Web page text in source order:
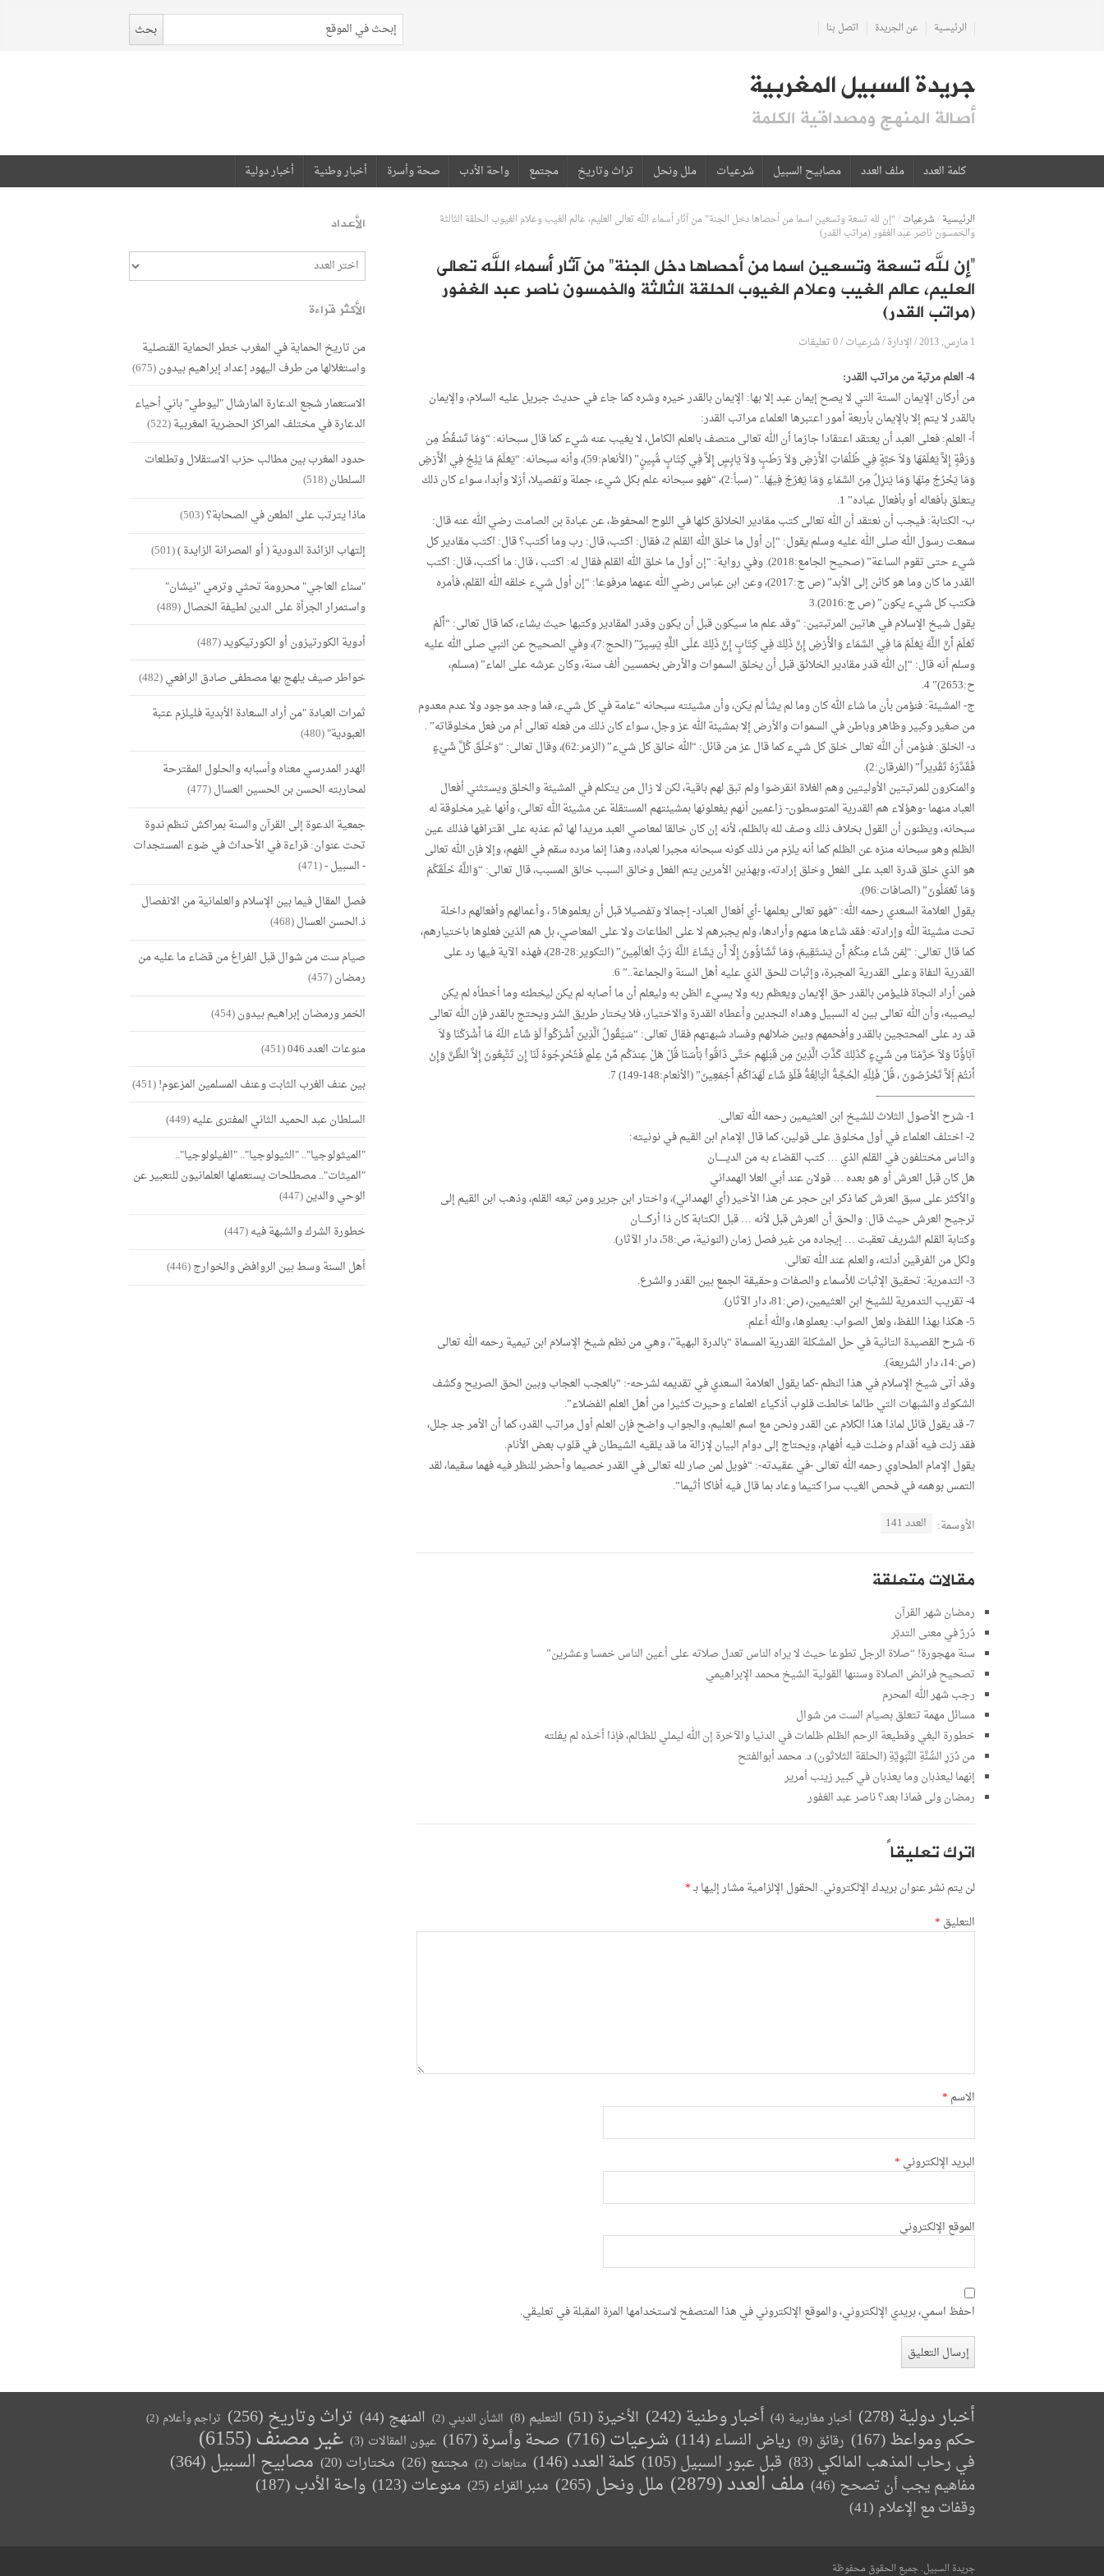
الرئيسية عن الجريدة اتصل بنا
جريدة السبيل المغربية
أصالة المنهج ومصداقية الكلمة
كلمة العدد ملف العدد مصابيح السبيل شرعيات ملل ونحل تراث وتاريخ مجتمع واحة الأدب صحة وأسرة أخبار وطنية أخبار دولية
الرئيسية/شرعيات/“إن لله تسعة وتسعين اسما من أحصاها دخل الجنة” من آثار أسماء الله تعالى العليم، عالم الغيب وعلام الغيوب الحلقة الثالثة
والخمسون ناصر عبد الغفور (مراتب القدر)
“إن لله تسعة وتسعين اسما من أحصاها دخل الجنة” من آثار أسماء الله تعالى
العليم، عالم الغيب وعلام الغيوب الحلقة الثالثة والخمسون ناصر عبد الغفور
(مراتب القدر)
1 مارس, 2013 /الإدارة/شرعيات/0 تعليقات
4- العلم مرتبة من مراتب القدر:
من أركان الإيمان الستة التي لا يصح إيمان عبد إلا بها: الإيمان بالقدر خيره وشره كما جاء في حديث جبريل عليه السلام، والإيمان
بالقدر لا يتم إلا بالإيمان بأربعة أمور اعتبرها العلماء مراتب القدر:
أ- العلم: فعلى العبد أن يعتقد اعتقادا جازما أن الله تعالى متصف بالعلم الكامل، لا يغيب عنه شيء كما قال سبحانه: “وَمَا تَسْقُطُ مِن
وَرَقَةٍ إِلاَّ يَعْلَمُهَا وَلاَ حَبَّةٍ فِي ظُلُمَاتِ الأَرْضِ وَلاَ رَطْبٍ وَلاَ يَابِسٍ إِلاَّ فِي كِتَابٍ مُّبِينٍ” (الأنعام:59)، وأنه سبحانه: “يَعْلَمُ مَا يَلِجُ فِي الْأَرْضِ
وَمَا يَخْرُجُ مِنْهَا وَمَا يَنزِلُ مِنَ السَّمَاءِ وَمَا يَعْرُجُ فِيهَا..” (سبأ:2)، “فهو سبحانه علم بكل شيء، جملة وتفصيلا، أزلا وأبدا، سواء كان ذلك
يتعلق بأفعاله أو بأفعال عباده” 1.
ب- الكتابة: فيجب أن نعتقد أن الله تعالى كتب مقادير الخلائق كلها في اللوح المحفوظ، عن عبادة بن الصامت رضي الله عنه قال:
سمعت رسول الله صلى الله عليه وسلم يقول: “إن أول ما خلق الله القلم 2، فقال: اكتب، قال: رب وما أكتب؟ قال: اكتب مقادير كل
شيء حتى تقوم الساعة” (صحيح الجامع:2018). وفي رواية: “إن أول ما خلق الله القلم فقال له: اكتب ، قال: ما أكتب، قال: اكتب
القدر ما كان وما هو كائن إلى الأبد” (ص ج:2017)، وعن ابن عباس رضي الله عنهما مرفوعا: “إن أول شيء خلقه الله القلم، فأمره
فكتب كل شيء يكون” (ص ج:2016).3
يقول شيخ الإسلام في هاتين المرتبتين: “وقد علم ما سيكون قبل أن يكون وقدر المقادير وكتبها حيث يشاء، كما قال تعالى: “أَلَمْ
تَعْلَمْ أَنَّ اللَّهَ يَعْلَمُ مَا فِي السَّمَاء وَالْأَرْضِ إِنَّ ذَلِكَ فِي كِتَابٍ إِنَّ ذَلِكَ عَلَى اللَّهِ يَسِيرٌ” (الحج:7)، وفي الصحيح عن النبي صلى الله عليه
وسلم أنه قال: “إن الله قدر مقادير الخلائق قبل أن يخلق السموات والأرض بخمسين ألف سنة، وكان عرشه على الماء” (مسلم،
ح:2653)” 4.
ج- المشيئة: فنؤمن بأن ما شاء الله كان وما لم يشأ لم يكن، وأن مشيئته سبحانه “عامة في كل شيء، فما وجد موجود ولا عدم معدوم
من صغير وكبير وظاهر وباطن في السموات والأرض إلا بمشيئة الله عز وجل، سواء كان ذلك من فعله تعالى أم من فعل مخلوقاته” .
د- الخلق: فنؤمن أن الله تعالى خلق كل شيء كما قال عز من قائل: “الله خالق كل شيء” (الزمر:62)، وقال تعالى: “وَخَلَقَ كُلَّ شَيْءٍ
فَقَدَّرَهُ تَقْدِيراً” (الفرقان:2).
والمنكرون للمرتبتين الأوليتين وهم الغلاة انقرضوا ولم تبق لهم باقية، لكن لا زال من يتكلم في المشيئة والخلق ويستثني أفعال
العباد منهما -وهؤلاء هم القدرية المتوسطون- زاعمين أنهم يفعلونها بمشيئتهم المستقلة عن مشيئة الله تعالى، وأنها غير مخلوقة له
سبحانه، ويظنون أن القول بخلاف ذلك وصف لله بالظلم، لأنه إن كان خالقا لمعاصي العبد مريدا لها ثم عذبه على اقترافها فذلك عين
الظلم وهو سبحانه منزه عن الظلم كما أنه يلزم من ذلك كونه سبحانه مجبرا لعباده، وهذا إنما مرده سقم في الفهم، وإلا فإن الله تعالى
هو الذي خلق قدرة العبد على الفعل وخلق إرادته، وبهذين الأمرين يتم الفعل وخالق السبب خالق المسبب، قال تعالى: “وَاللَّهُ خَلَقَكُمْ
وَمَا تَعْمَلُونَ” (الصافات:96).
يقول العلامة السعدي رحمه الله: “فهو تعالى يعلمها -أي أفعال العباد- إجمالا وتفصيلا قبل أن يعلموها5 ، وأعمالهم وأفعالهم داخلة
تحت مشيئة الله وإرادته: فقد شاءها منهم وأرادها، ولم يجبرهم لا على الطاعات ولا على المعاصي، بل هم الذين فعلوها باختيارهم،
كما قال تعالى: “لِمَن شَاء مِنكُمْ أَن يَسْتَقِيمَ، وَمَا تَشَاؤُونَ إِلَّا أَن يَشَاءَ اللَّهُ رَبُّ الْعَالَمِينَ” (التكوير:28-28)، فهذه الآية فيها رد على
القدرية النفاة وعلى القدرية المجبرة، وإثبات للحق الذي عليه أهل السنة والجماعة..” 6.
فمن أراد النجاة فليؤمن بالقدر حق الإيمان ويعظم ربه ولا يسيء الظن به وليعلم أن ما أصابه لم يكن ليخطئه وما أخطأه لم يكن
ليصيبه، وأن الله تعالى بين له السبيل وهداه النجدين وأعطاه القدرة والاختيار، فلا يختار طريق الشر ويحتج بالقدر فإن الله تعالى
قد رد على المحتجين بالقدر وأفحمهم وبين ضلالهم وفساد شبهتهم فقال تعالى: “سَيَقُولُ الَّذِينَ أَشْرَكُواْ لَوْ شَاء اللّهُ مَا أَشْرَكْنَا وَلاَ
آبَاؤُنَا وَلاَ حَرَّمْنَا مِن شَيْءٍ كَذَلِكَ كَذَّبَ الَّذِينَ مِن قَبْلِهِم حَتَّى ذَاقُواْ بَأْسَنَا قُلْ هَلْ عِندَكُم مِّنْ عِلْمٍ فَتُخْرِجُوهُ لَنَا إِن تَتَّبِعُونَ إِلاَّ الظَّنَّ وَإِنْ
أَنتُمْ إَلاَّ تَخْرُصُونَ ، قُلْ فَلِلّهِ الْحُجَّةُ الْبَالِغَةُ فَلَوْ شَاء لَهَدَاكُمْ أَجْمَعِينَ” (الأنعام:148-149) 7.
—————————-
1- شرح الأصول الثلاث للشيخ ابن العثيمين رحمه الله تعالى.
2- اختلف العلماء في أول مخلوق على قولين، كما قال الإمام ابن القيم في نونيته:
والناس مختلفون في القلم الذي … كتب القضاء به من الديـــــان
هل كان قبل العرش أو هو بعده … قولان عند أبي العلا الهمداني
والأكثر على سبق العرش كما ذكر ابن حجر عن هذا الأخير (أي الهمداني)، واختار ابن جرير ومن تبعه القلم، وذهب ابن القيم إلى
ترجيح العرش حيث قال: والحق أن العرش قبل لأنه … قبل الكتابة كان ذا أركــــان
وكتابة القلم الشريف تعقبت … إيجاده من غير فصل زمان (النونية، ص:58، دار الآثار).
ولكل من الفرقين أدلته، والعلم عند الله تعالى.
3- التدمرية: تحقيق الإثبات للأسماء والصفات وحقيقة الجمع بين القدر والشرع.
4- تقريب التدمرية للشيخ ابن العثيمين، (ص:81، دار الآثار).
5- هكذا بهذا اللفظ، ولعل الصواب: يعملوها، والله أعلم.
6- شرح القصيدة التائية في حل المشكلة القدرية المسماة “بالدرة البهية”، وهي من نظم شيخ الإسلام ابن تيمية رحمه الله تعالى
(ص:14، دار الشريعة).
وقد أتى شيخ الإسلام في هذا النظم -كما يقول العلامة السعدي في تقديمه لشرحه-: “بالعجب العجاب وبين الحق الصريح وكشف
الشكوك والشبهات التي طالما خالطت قلوب أذكياء العلماء وحيرت كثيرا من أهل العلم الفضلاء”.
7- قد يقول قائل لماذا هذا الكلام عن القدر ونحن مع اسم العليم، والجواب واضح فإن العلم أول مراتب القدر، كما أن الأمر جد جلل،
فقد زلت فيه أقدام وضلت فيه أفهام، ويحتاج إلى دوام البيان لإزالة ما قد يلقيه الشيطان في قلوب بعض الأنام.
يقول الإمام الطحاوي رحمه الله تعالى -في عقيدته-: “فويل لمن صار لله تعالى في القدر خصيما وأحضر للنظر فيه فهما سقيما، لقد
التمس بوهمه في فحص الغيب سرا كتيما وعاد بما قال فيه أفاكا أثيما”.
الأوسمة: العدد 141
مقالات متعلقة
رمضان شهر القرآن
دُررٌ في معنى التدبّر
سنة مهجورة! “صلاة الرجل تطوعا حيث لا يراه الناس تعدل صلاته على أعين الناس خمسا وعشرين”
تصحيح فرائض الصلاة وسننها القولية الشيخ محمد الإبراهيمي
رجب شهر الله المحرم
مسائل مهمة تتعلق بصيام الست من شوال
خطورة البغي وقطيعة الرحم الظلم ظلمات في الدنيا والآخرة إن الله ليملي للظـالم، فإذا أخـذه لم يفلته
من دُرَرِ السُّنَّةِ النَّبَوِيَّةِ (الحلقة الثلاثون) د. محمد أبوالفتح
إنهما ليعذبان وما يعذبان في كبير زينب أمرير
رمضان ولى فماذا بعد؟ ناصر عبد الغفور
اترك تعليقاً
لن يتم نشر عنوان بريدك الإلكتروني. الحقول الإلزامية مشار إليها بـ*
التعليق *
الاسم *
البريد الإلكتروني *
الموقع الإلكتروني
احفظ اسمي، بريدي الإلكتروني، والموقع الإلكتروني في هذا المتصفح لاستخدامها المرة المقبلة في تعليقي.
الأعداد
الأكثر قراءة
من تاريخ الحماية في المغرب خطر الحماية القنصلية
واستغلالها من طرف اليهود إعداد إبراهيم بيدون(675)
الاستعمار شجع الدعارة المارشال "ليوطي" باني أحياء
الدعارة في مختلف المراكز الحضرية المغربية(522)
حدود المغرب بين مطالب حزب الاستقلال وتطلعات
السلطان(518)
ماذا يترتب على الطعن في الصحابة؟(503)
إلتهاب الزائدة الدودية ( أو المصرانة الزايدة )(501)
"سناء العاجي" محرومة تحثي وترمي "نيشان"
واستمرار الجرأة على الدين لطيفة الخصال(489)
أدوية الكورتيزون أو الكورتيكويد(487)
خواطر صيف يلهج بها مصطفى صادق الرافعي(482)
ثمرات العبادة "من أراد السعادة الأبدية فليلزم عتبة
العبودية"(480)
الهدر المدرسي معناه وأسبابه والحلول المقترحة
لمحاربته الحسن بن الحسين العسال(477)
جمعية الدعوة إلى القرآن والسنة بمراكش تنظم ندوة
تحت عنوان: قراءة في الأحداث في ضوء المستجدات
- السبيل -(471)
فصل المقال فيما بين الإسلام والعلمانية من الانفصال
ذ.الحسن العسال(468)
صيام ست من شوال قبل الفراغ من قضاء ما عليه من
رمضان(457)
الخمر ورمضان إبراهيم بيدون(454)
منوعات العدد 046
(451)
بين عنف الغرب الثابت وعنف المسلمين المزعوم!(451)
السلطان عبد الحميد الثاني المفترى عليه(449)
"الميثولوجيا".. "الثيولوجيا".. "الفيلولوجيا"..
"الميثات".. مصطلحات يستعملها العلمانيون للتعبير عن
الوحي والدين(447)
خطورة الشرك والشبهة فيه(447)
أهل السنة وسط بين الروافض والخوارج(446)
أخبار دولية (278) أخبار مغاربية (4) أخبار وطنية(242) الأخيرة (51) التعليم (8) الشأن الديني (2) المنهج (44) تراث وتاريخ(256) تراجم وأعلام (2)
حكم ومواعظ(167) رقائق (9) رياض النساء(114) شرعيات(716) صحة وأسرة(167) عيون المقالات (3) غير مصنف(6155)
في رحاب المذهب المالكي (83) قبل عبور السبيل(105) كلمة العدد(146) متابعات (2) مجتمع (26) مختارات (20) مصابيح السبيل(364)
مفاهيم يجب أن تصحح (46) ملف العدد(2879) ملل ونحل(265) منبر القراء(25) منوعات(123) واحة الأدب(187)
وقفات مع الإعلام (41)
جريدة السبيل. جميع الحقوق محفوظة